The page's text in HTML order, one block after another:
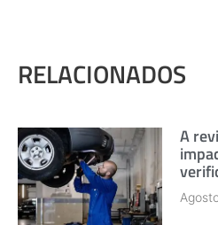
RELACIONADOS
A